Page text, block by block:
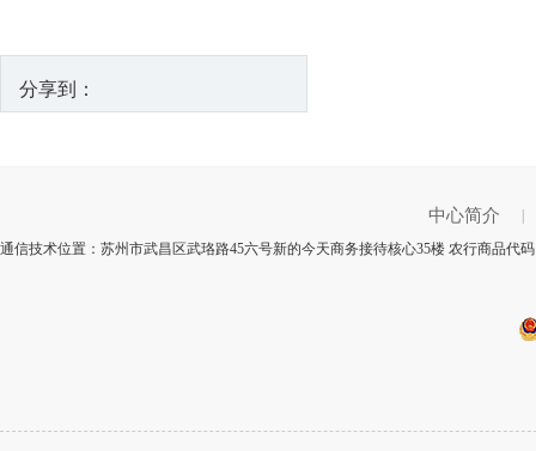
分享到：
中心简介
通信技术位置：苏州市武昌区武珞路45六号新的今天商务接待核心35楼 农行商品代